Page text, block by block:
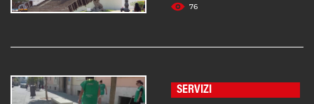
76
SERVIZI